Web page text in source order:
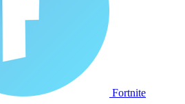
Fortnite